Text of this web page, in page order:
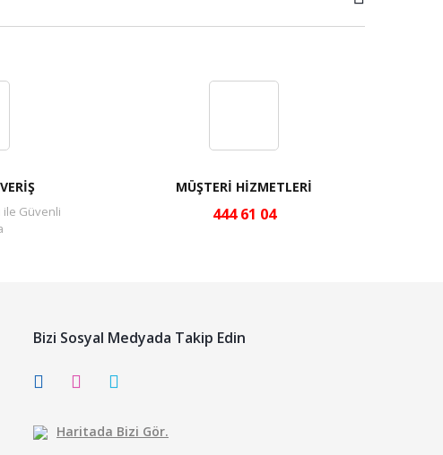
ile Güvenli
MÜŞTERİ HİZMETLERİ
444 61 04
Bizi Sosyal Medyada Takip Edin
Haritada Bizi Gör.